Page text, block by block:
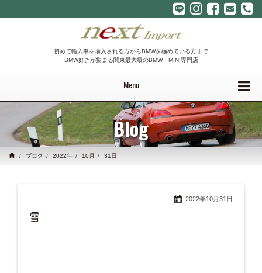
初めて輸入車を購入される方からBMWを極めている方まで
BMW好きが集まる関東最大級のBMW・MINI専門店
Menu
Blog
ブログ 2022年 10月 31日
2022年10月31日
雪